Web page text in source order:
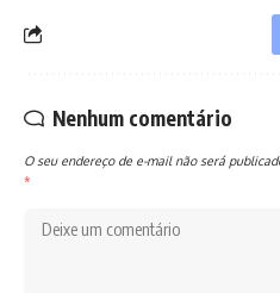
Nenhum comentário
O seu endereço de e-mail não será
*